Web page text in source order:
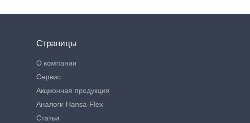
Страницы
О компании
Сервис
Акционная продукция
Аналоги Hansa-Flex
Статьи